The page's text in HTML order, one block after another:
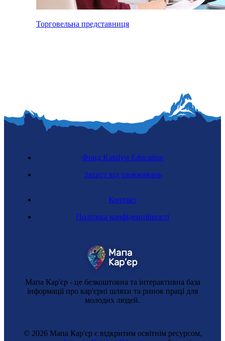
Торговельна представниця
Мапа Кар'єр - це безкоштовна та інтерактивна база
інформації про кар'єрні шляхи та ринок праці для
молодих людей.
Контакт
Політика конфіденційності
Фонд Katalyst Education
Захист від зловживань
© 2026 Мапа Кар'єр є відкритим освітнім ресурсом,